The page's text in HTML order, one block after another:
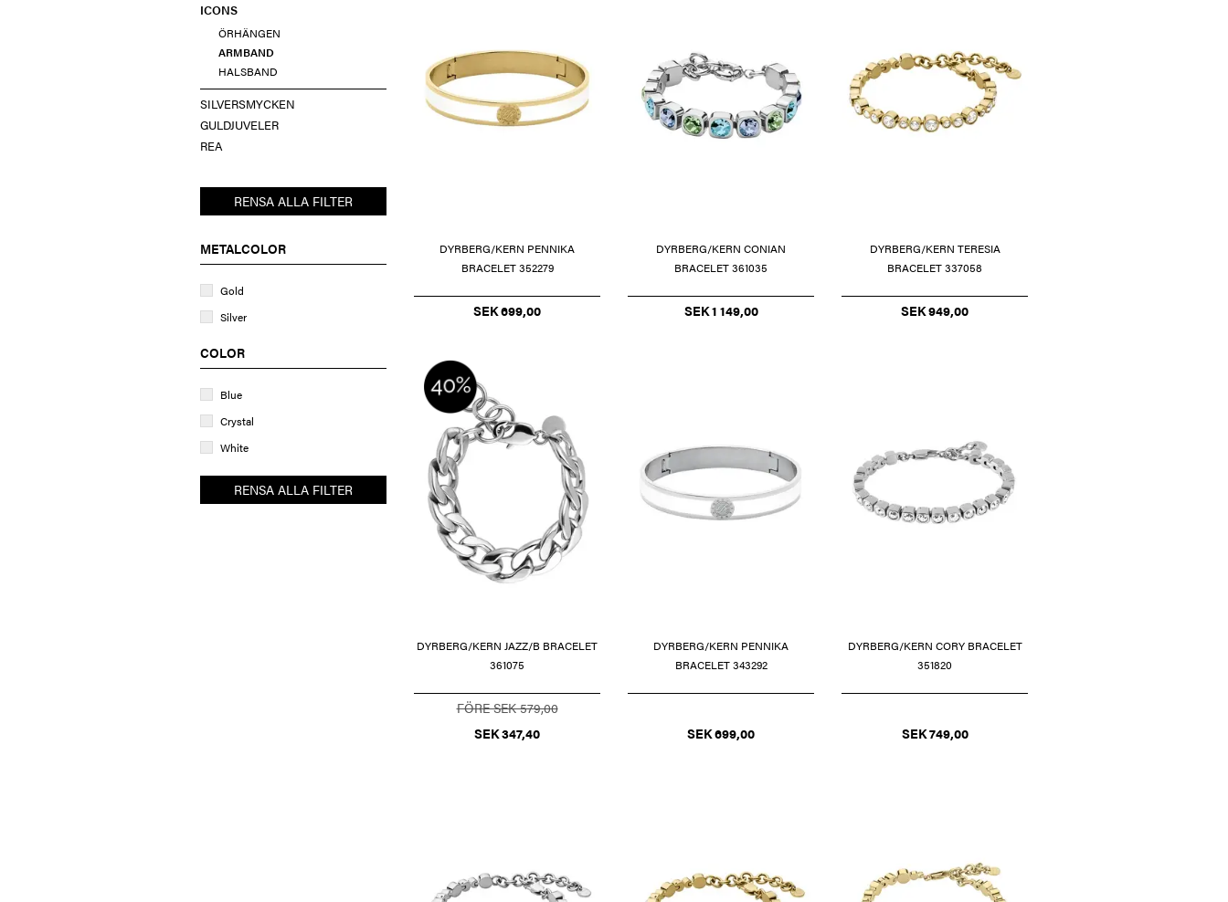
ICONS
ÖRHÄNGEN
ARMBAND
HALSBAND
SILVERSMYCKEN
GULDJUVELER
REA
RENSA ALLA FILTER
METALCOLOR
Gold
Silver
COLOR
Blue
Crystal
White
RENSA ALLA FILTER
DYRBERG/KERN PENNIKA
BRACELET 352279
SEK 699,00
DYRBERG/KERN CONIAN
BRACELET 361035
SEK 1 149,00
DYRBERG/KERN TERESIA
BRACELET 337058
SEK 949,00
DYRBERG/KERN JAZZ/B BRACELET
361075
FÖRE SEK 579,00
SEK 347,40
DYRBERG/KERN PENNIKA
BRACELET 343292
SEK 699,00
DYRBERG/KERN CORY BRACELET
351820
SEK 749,00